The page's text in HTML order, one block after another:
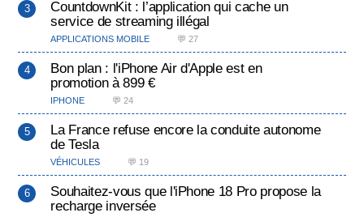
CountdownKit : l’application qui cache un
service de streaming illégal
APPLICATIONS MOBILE 💬 27
Bon plan : l'iPhone Air d'Apple est en
promotion à 899 €
IPHONE 💬 24
La France refuse encore la conduite autonome
de Tesla
VÉHICULES 💬 19
Souhaitez-vous que l'iPhone 18 Pro propose la
recharge inversée